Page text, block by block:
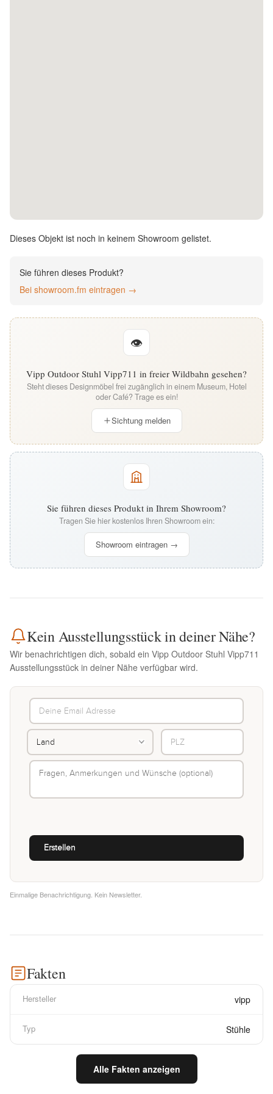
Deutsch
Dieses Objekt ist noch in keinem Showroom gelistet.
Sie führen dieses Produkt?
Bei showroom.fm eintragen →
👁
Vipp Outdoor Stuhl Vipp711 in freier Wildbahn gesehen?
Steht dieses Designmöbel frei zugänglich in einem Museum, Hotel
oder Café? Trage es ein!
Sichtung melden
Sie führen dieses Produkt in Ihrem Showroom?
Tragen Sie hier kostenlos Ihren Showroom ein:
Showroom eintragen →
Kein Ausstellungsstück in deiner Nähe?
Wir benachrichtigen dich, sobald ein Vipp Outdoor Stuhl Vipp711
Ausstellungsstück in deiner Nähe verfügbar wird.
Einmalige Benachrichtigung. Kein Newsletter.
Fakten
Hersteller vipp
Typ Stühle
Alle Fakten anzeigen